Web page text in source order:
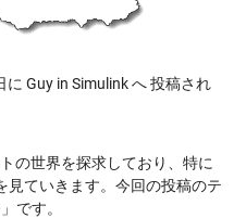
Guy in Simulink へ 投稿され
の世界を探求しており、特に
見ていきます。今回の投稿のテ
です。